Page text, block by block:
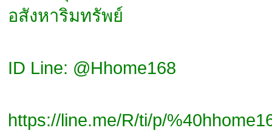
อสังหาริมทรัพย์
ID Line: @Hhome168
https://line.me/R/ti/p/